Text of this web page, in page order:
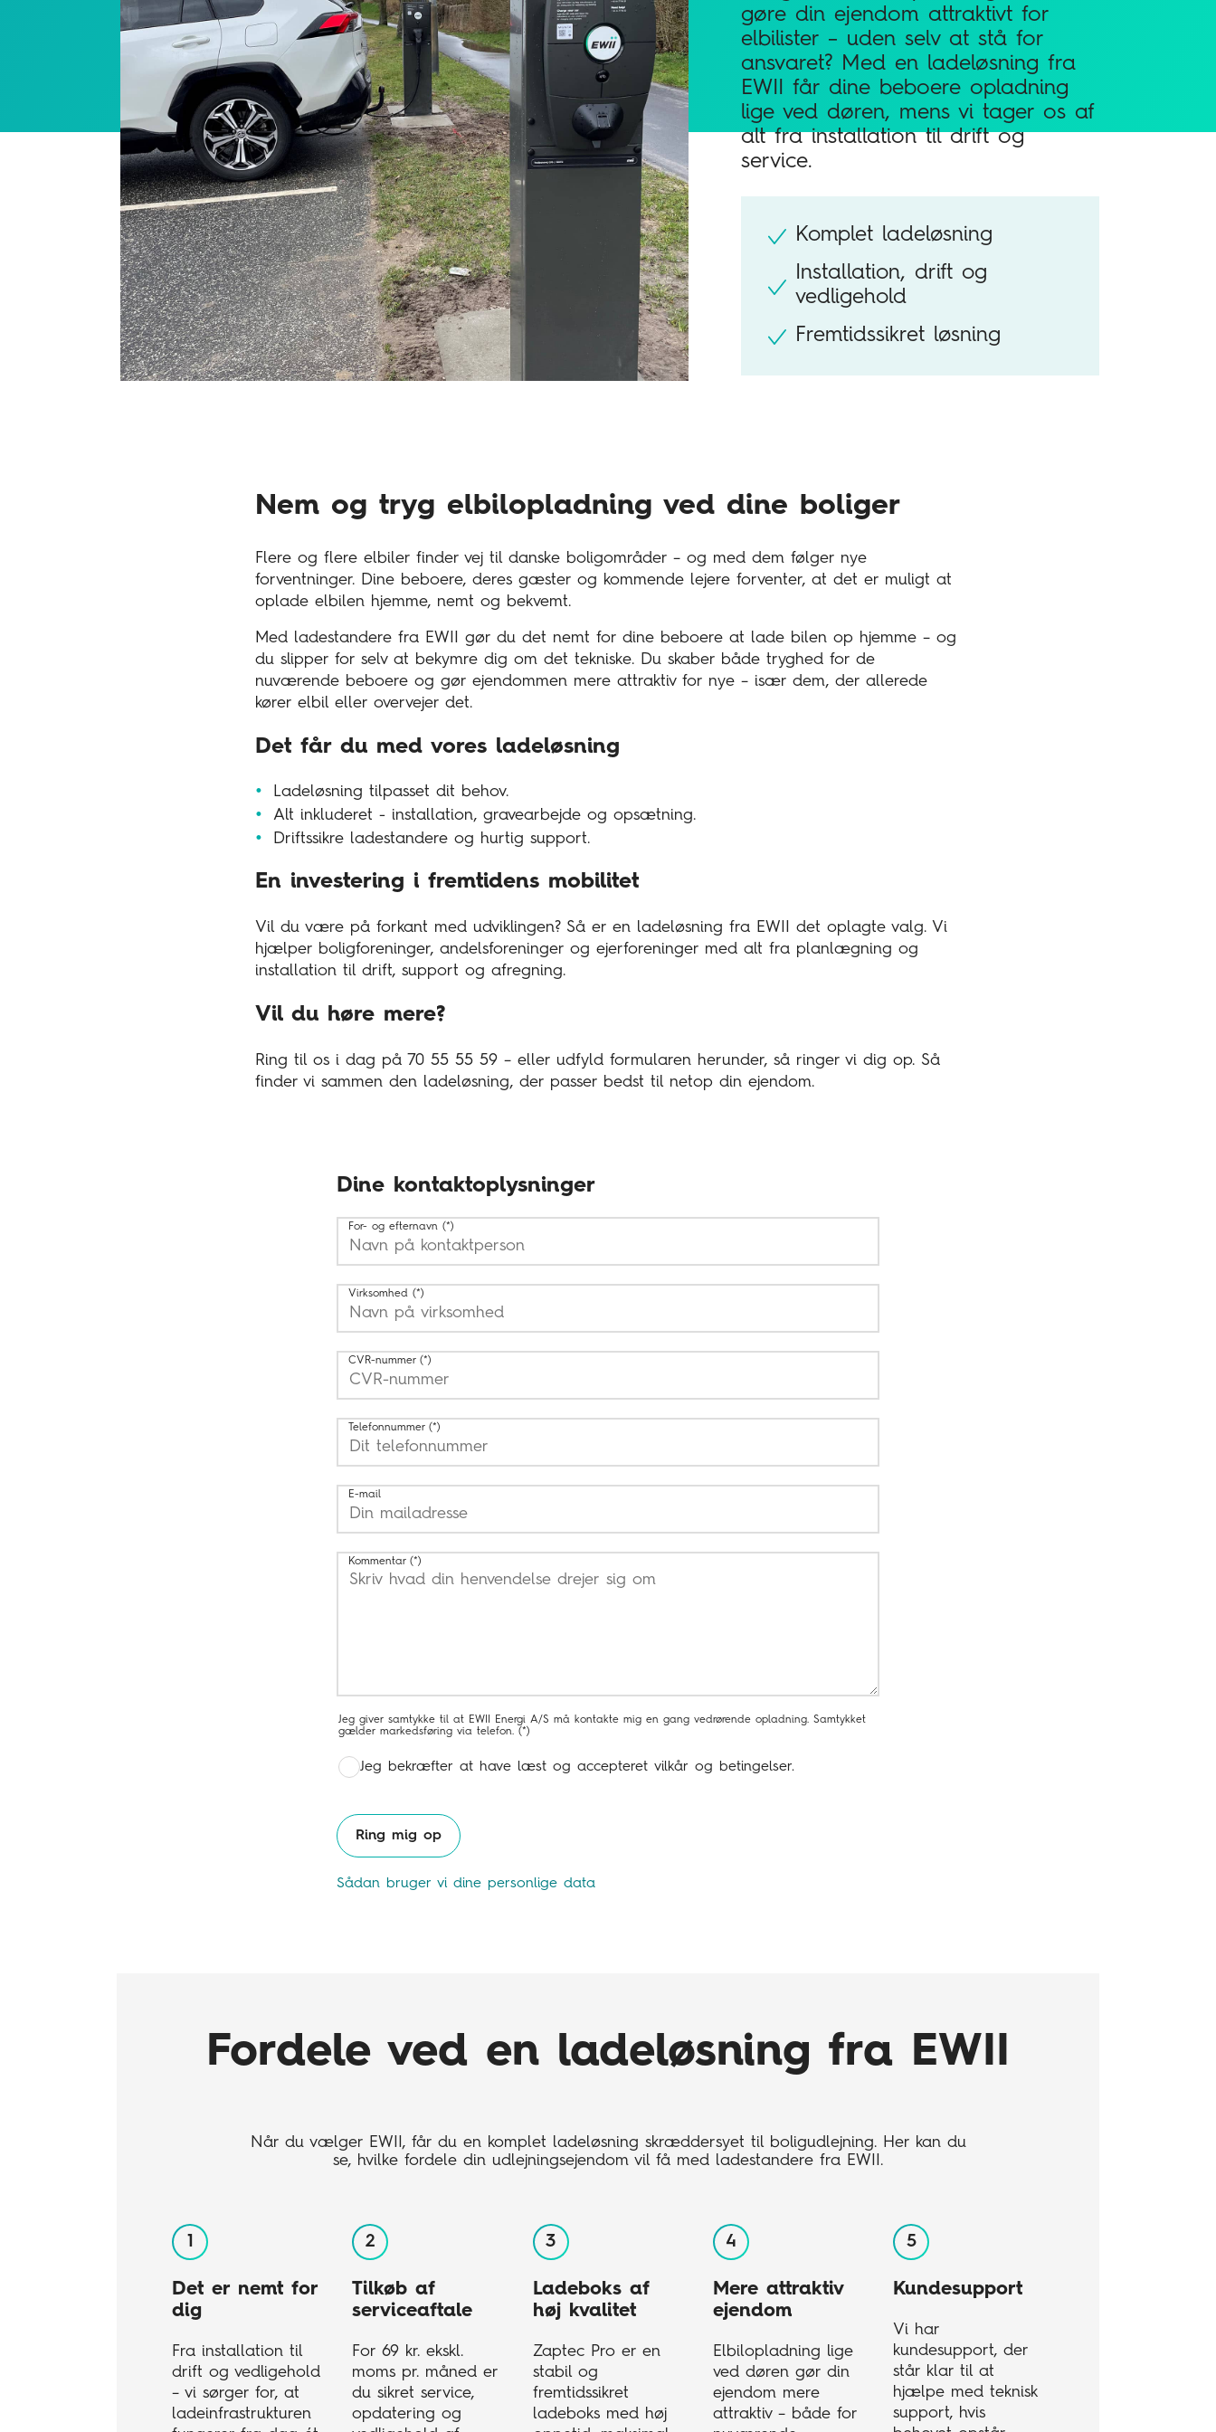
gøre din ejendom attraktivt for
elbilister – uden selv at stå for
ansvaret? Med en ladeløsning fra
EWII får dine beboere opladning
lige ved døren, mens vi tager os af
alt fra installation til drift og
service.
Komplet ladeløsning
Installation, drift og
vedligehold
Fremtidssikret løsning
Nem og tryg elbilopladning ved dine boliger
Flere og flere elbiler finder vej til danske boligområder – og med dem følger nye
forventninger. Dine beboere, deres gæster og kommende lejere forventer, at det er muligt at
oplade elbilen hjemme, nemt og bekvemt.
Med ladestandere fra EWII gør du det nemt for dine beboere at lade bilen op hjemme – og
du slipper for selv at bekymre dig om det tekniske. Du skaber både tryghed for de
nuværende beboere og gør ejendommen mere attraktiv for nye – især dem, der allerede
kører elbil eller overvejer det.
Det får du med vores ladeløsning
Ladeløsning tilpasset dit behov.
Alt inkluderet - installation, gravearbejde og opsætning.
Driftssikre ladestandere og hurtig support.
En investering i fremtidens mobilitet
Vil du være på forkant med udviklingen? Så er en ladeløsning fra EWII det oplagte valg. Vi
hjælper boligforeninger, andelsforeninger og ejerforeninger med alt fra planlægning og
installation til drift, support og afregning.
Vil du høre mere?
Ring til os i dag på 70 55 55 59 – eller udfyld formularen herunder, så ringer vi dig op. Så
finder vi sammen den ladeløsning, der passer bedst til netop din ejendom.
Dine kontaktoplysninger
For- og efternavn
Virksomhed
CVR-nummer
Telefonnummer
E-mail
Kommentar
Jeg giver samtykke til at EWII Energi A/S må kontakte mig en gang vedrørende opladning. Samtykket
gælder markedsføring via telefon.
Jeg bekræfter at have læst og accepteret vilkår og betingelser.
Ring mig op
Sådan bruger vi dine personlige data
Fordele ved en ladeløsning fra EWII
Når du vælger EWII, får du en komplet ladeløsning skræddersyet til boligudlejning. Her kan du
se, hvilke fordele din udlejningsejendom vil få med ladestandere fra EWII.
Det er nemt for
dig
Fra installation til
drift og vedligehold
– vi sørger for, at
ladeinfrastrukturen
Tilkøb af
serviceaftale
For 69 kr. ekskl.
moms pr. måned er
du sikret service,
opdatering og
Ladeboks af
høj kvalitet
Zaptec Pro er en
stabil og
fremtidssikret
ladeboks med høj
Mere attraktiv
ejendom
Elbilopladning lige
ved døren gør din
ejendom mere
attraktiv – både for
Kundesupport
Vi har
kundesupport, der
står klar til at
hjælpe med teknisk
support, hvis